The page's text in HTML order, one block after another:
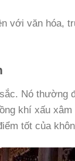
với văn hóa,
Nó thường
khí xấu xâm
tốt của